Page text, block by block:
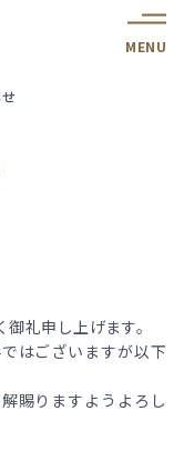
MENU
礼申し上げます。
はございますが以下
賜りますようよろし